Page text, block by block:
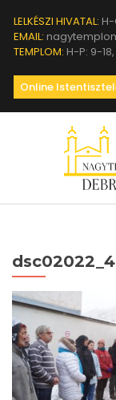
LELKÉSZI HIVATAL: H-
EMAIL:
TEMPLOM: H-P: 9-
Online